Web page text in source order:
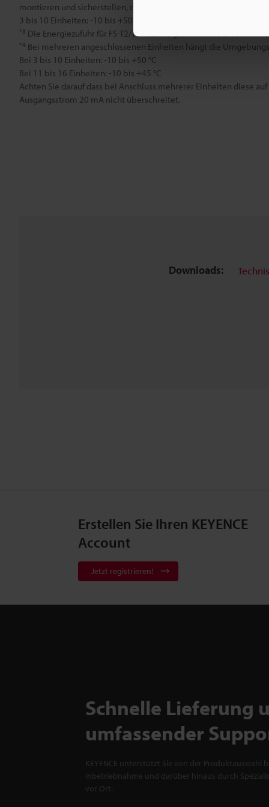
montieren und sicherstellen, dass der Ausgangsstrom maximal 20
3 bis 10 Einheiten: -10 bis +50°C, 11 bis 16 Einheiten: -10 bis +45°C
*3 Die Energiezufuhr für FS-T2/T0/M2/M0 geschieht über FS-T1/
*4 Bei mehreren angeschlossenen Einheiten hängt die
Bei 3 bis 10 Einheiten: -10 bis +50 °C
Bei 11 bis 16 Einheiten: -10 bis +45 °C
Achten Sie darauf dass bei Anschluss mehrerer Einheiten diese
Ausgangsstrom 20 mA nicht überschreitet.
Downloads:
Erstellen Sie Ihren KEYENCE
Account
Jetzt registrieren!
Schnelle Lieferung
umfassender
KEYENCE unterstützt Sie von der Produktauswahl
Inbetriebnahme und darüber hinaus durch
vor Ort.